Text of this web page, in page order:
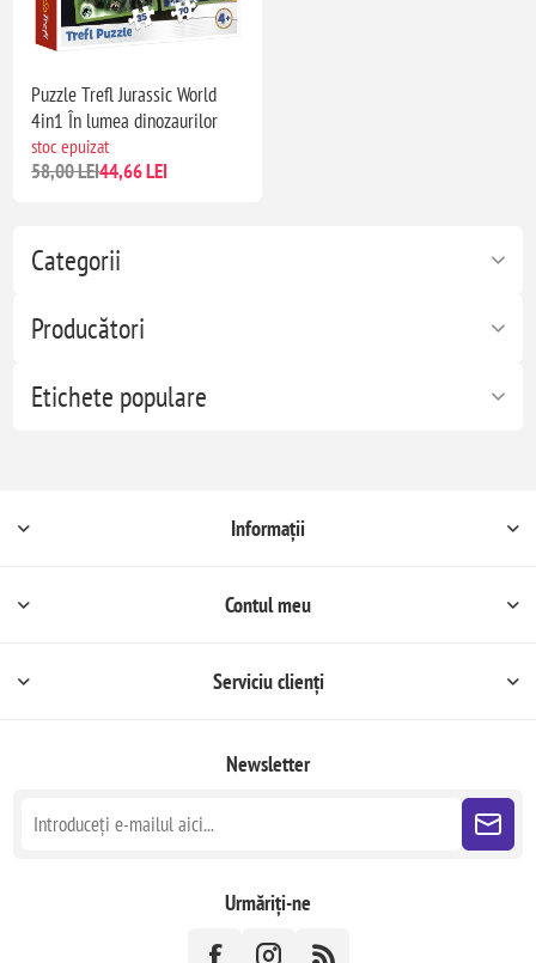
Categorii
Producători
Etichete populare
Puzzle Trefl Jurassic World
4in1 În lumea dinozaurilor
stoc epuizat
58,00 LEI44,66 LEI
Informații
Contul meu
Serviciu clienți
Newsletter
Urmăriți-ne